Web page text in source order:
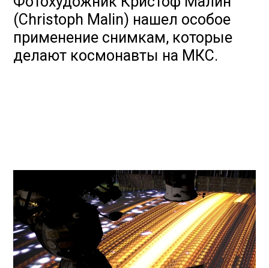
(Christoph Malin) нашел особое
применение снимкам, которые
делают космонавты на МКС.